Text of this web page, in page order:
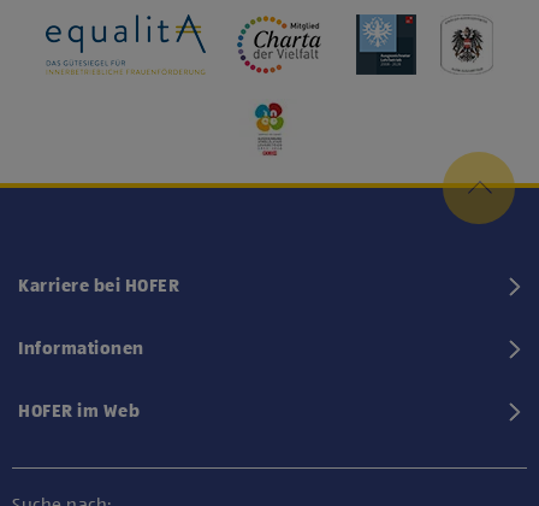
Karriere bei HOFER
Informationen
HOFER im Web